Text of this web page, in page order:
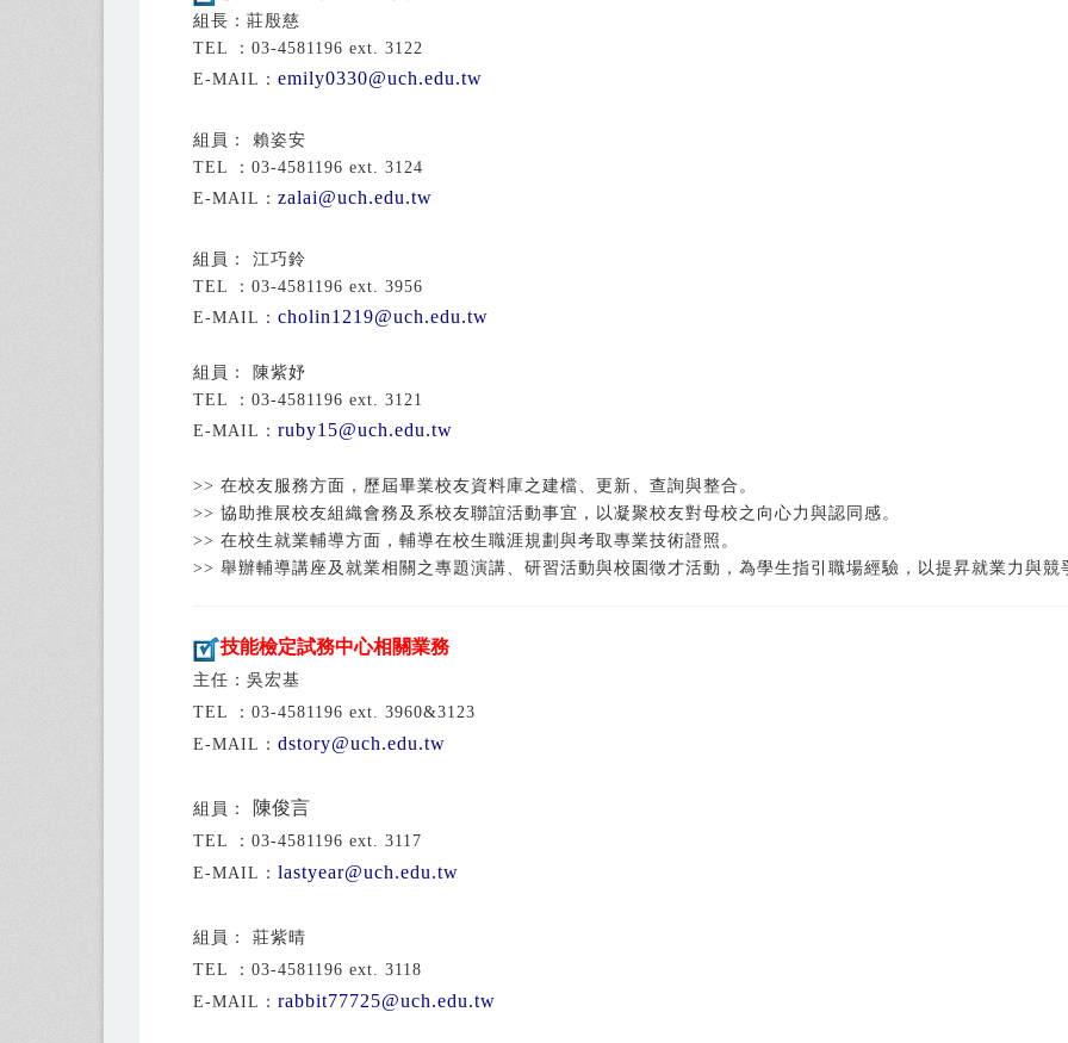
組長：莊殷慈
TEL ：03-4581196 ext. 3122
E-MAIL： emily0330@uch.edu.tw
組員： 賴姿安
TEL ：03-4581196 ext. 3124
E-MAIL： zalai@uch.edu.tw
組員： 江巧鈴
TEL ：03-4581196 ext. 3956
E-MAIL： cholin1219@uch.edu.tw
組員： 陳紫妤
TEL ：03-4581196 ext. 3121
E-MAIL： ruby15@uch.edu.tw
>> 在校友服務方面，歷屆畢業校友資料庫之建檔、更新、查詢與整合。
>> 協助推展校友組織會務及系校友聯誼活動事宜，以凝聚校友對母校之向心力與認同感。
>> 在校生就業輔導方面，輔導在校生職涯規劃與考取專業技術證照。
>> 舉辦輔導講座及就業相關之專題演講、研習活動與校園徵才活動，為學生指引職場經驗，以提昇就業力與競
技能檢定試務中心相關業務
主任：吳宏基
TEL ：03-4581196 ext. 3960&3123
E-MAIL： dstory@uch.edu.tw
組員： 陳俊言
TEL ：03-4581196 ext. 3117
E-MAIL： lastyear@uch.edu.tw
組員： 莊紫晴
TEL ：03-4581196 ext. 3118
E-MAIL： rabbit77725@uch.edu.tw